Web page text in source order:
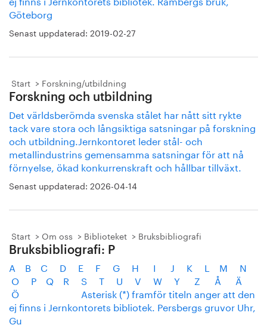
Göteborg
Senast uppdaterad: 2019-02-27
Start Forskning/utbildning
Forskning och utbildning
Det världsberömda svenska stålet har nått sitt rykte
tack vare stora och långsiktiga satsningar på forskning
och utbildning.Jernkontoret leder stål- och
metallindustrins gemensamma satsningar för att nå
förnyelse, ökad konkurrenskraft och hållbar tillväxt.
Senast uppdaterad: 2026-04-14
Start Om oss Biblioteket Bruksbibliografi
Bruksbibliografi: P
A B C D E F G H I J K L M N
O P Q R S T U V W Y Z Å Ä
Ö Asterisk (*) framför titeln anger att den
ej finns i Jernkontorets bibliotek. Persbergs gruvor Uhr,
Gu